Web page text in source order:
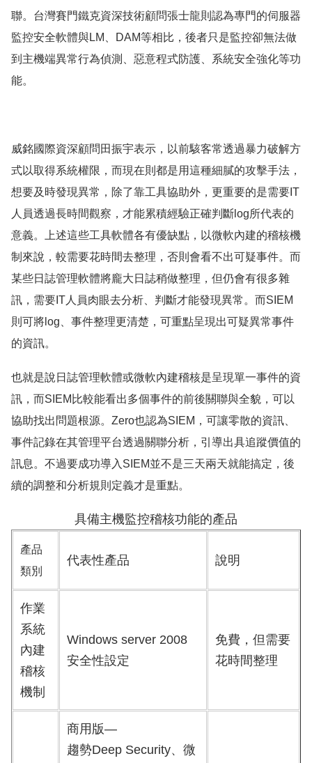
聯。台灣賽門鐵克資深技術顧問張士龍則認為專門的伺服器
監控安全軟體與LM、DAM等相比，後者只是監控卻無法做
到主機端異常行為偵測、惡意程式防護、系統安全強化等功
能。
威銘國際資深顧問田振宇表示，以前駭客常透過暴力破解方
式以取得系統權限，而現在則都是用這種細膩的攻擊手法，
想要及時發現異常，除了靠工具協助外，更重要的是需要IT
人員透過長時間觀察，才能累積經驗正確判斷log所代表的
意義。上述這些工具軟體各有優缺點，以微軟內建的稽核機
制來說，較需要花時間去整理，否則會看不出可疑事件。而
某些日誌管理軟體將龐大日誌稍做整理，但仍會有很多雜
訊，需要IT人員肉眼去分析、判斷才能發現異常。而SIEM
則可將log、事件整理更清楚，可重點呈現出可疑異常事件
的資訊。
也就是說日誌管理軟體或微軟內建稽核是呈現單一事件的資
訊，而SIEM比較能看出多個事件的前後關聯與全貌，可以
協助找出問題根源。Zero也認為SIEM，可讓零散的資訊、
事件記錄在其管理平台透過關聯分析，引導出具追蹤價值的
訊息。不過要成功導入SIEM並不是三天兩天就能搞定，後
續的調整和分析規則定義才是重點。
具備主機監控稽核功能的產品
產品
類別
代表性產品 說明
作業
系統
內建
稽核
機制
Windows server 2008
安全性設定
免費，但需要
花時間整理
商用版—
趨勢Deep Security、微